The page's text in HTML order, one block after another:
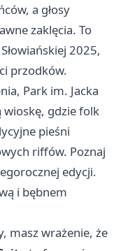
a głosy
zaklęcia. To
2025,
przodków.
Park im. Jacka
wioskę, gdzie folk
pieśni
riffów. Poznaj
edycji.
i bębnem
masz wrażenie, że